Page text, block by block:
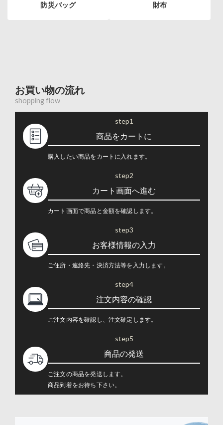
防災バッグ 財布
お買い物の流れ
shopping flow
step1
商品をカートに
購入したい商品をカートに入れます。
step2
カート画面へ進む
カート画面で商品と金額を確認します。
step3
お客様情報の入力
ご住所・連絡先・決済方法等を入力します。
step4
注文内容の確認
ご注文内容を確認し、注文確定します。
step5
商品の発送
ご注文の商品を発送します。
商品到着をお待ち下さい。